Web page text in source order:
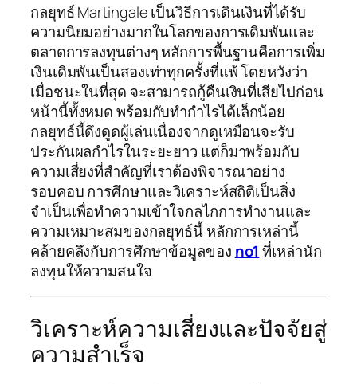
กลยุทธ์ Martingale เป็นวิธีการเดินเงินที่ได้รับ
ความนิยมอย่างมากในโลกของการเดิมพันและ
ตลาดการลงทุนต่างๆ หลักการพื้นฐานคือการเพิ่ม
เงินเดิมพันเป็นสองเท่าทุกครั้งที่แพ้ โดยหวังว่า
เมื่อชนะในที่สุด จะสามารถกู้คืนเงินที่เสียไปก่อน
หน้านี้ทั้งหมด พร้อมกับทำกำไรได้เล็กน้อย
กลยุทธ์นี้ดึงดูดผู้เล่นเนื่องจากดูเหมือนจะรับ
ประกันผลกำไรในระยะยาว แต่ก็มาพร้อมกับ
ความเสี่ยงที่สำคัญที่เราต้องพิจารณาอย่าง
รอบคอบ การศึกษาและวิเคราะห์สถิติเป็นสิ่ง
จำเป็นเพื่อทำความเข้าใจกลไกการทำงานและ
ความเหมาะสมของกลยุทธ์นี้ หลักการเหล่านี้
คล้ายคลึงกับการศึกษาข้อมูลของ no1 ที่เหล่านัก
ลงทุนให้ความสนใจ
วิเคราะห์ความเสี่ยงและปัจจัยสู่
ความสำเร็จ